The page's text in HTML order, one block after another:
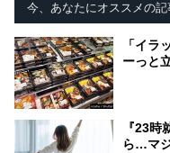
今、あなたにオススメの記
「イラ
ーっと
『23
ら…マ